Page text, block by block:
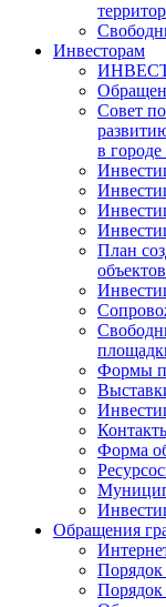
Инвесторам
Совет
в
План
Формы
Форма
Обращения
Порядок
Порядок